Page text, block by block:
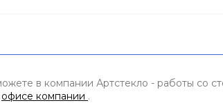
в компании Артстекло - работы со
офисе компании .